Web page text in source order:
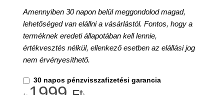
Amennyiben 30 napon belül meggondolod magad,
lehetőséged van elállni a vásárlástól. Fontos, hogy a
terméknek eredeti állapotában kell lennie,
értékvesztés nélkül, ellenkező esetben az elállási jog
nem érvényesíthető.
30 napos pénzvisszafizetési garancia